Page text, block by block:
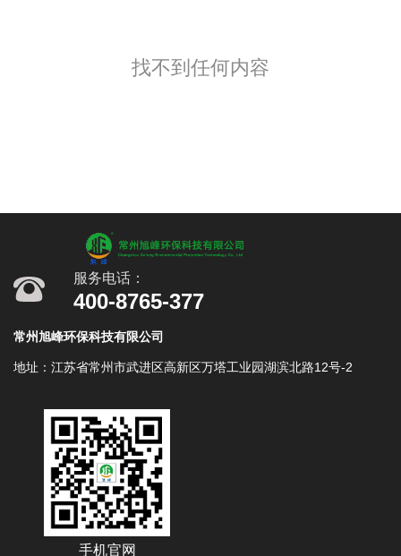
找不到任何内容
服务电话：
400-8765-377
常州旭峰环保科技有限公司
地址：江苏省常州市武进区高新区万塔工业园湖滨北路12号-2
手机官网